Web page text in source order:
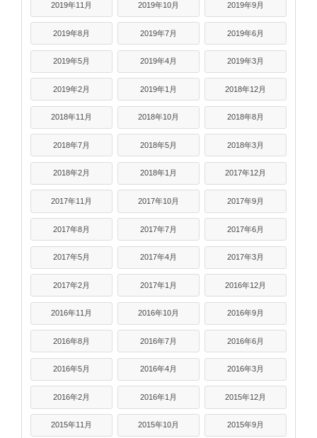
2019年11月 2019年10月 2019年9月
2019年8月 2019年7月 2019年6月
2019年5月 2019年4月 2019年3月
2019年2月 2019年1月 2018年12月
2018年11月 2018年10月 2018年8月
2018年7月 2018年5月 2018年3月
2018年2月 2018年1月 2017年12月
2017年11月 2017年10月 2017年9月
2017年8月 2017年7月 2017年6月
2017年5月 2017年4月 2017年3月
2017年2月 2017年1月 2016年12月
2016年11月 2016年10月 2016年9月
2016年8月 2016年7月 2016年6月
2016年5月 2016年4月 2016年3月
2016年2月 2016年1月 2015年12月
2015年11月 2015年10月 2015年9月